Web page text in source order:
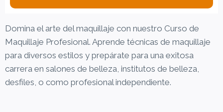
Domina el arte del maquillaje con nuestro Curso de
Maquillaje Profesional. Aprende técnicas de maquillaje
para diversos estilos y prepárate para una exitosa
carrera en salones de belleza, institutos de belleza,
desfiles, o como profesional independiente.